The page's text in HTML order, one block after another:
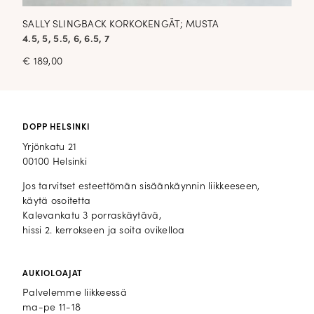
SALLY SLINGBACK KORKOKENGÄT; MUSTA
4.5, 5, 5.5, 6, 6.5, 7
€ 189,00
DOPP HELSINKI
Yrjönkatu 21
00100 Helsinki
Jos tarvitset esteettömän sisäänkäynnin liikkeeseen,
käytä osoitetta
Kalevankatu 3 porraskäytävä,
hissi 2. kerrokseen ja soita ovikelloa
AUKIOLOAJAT
Palvelemme liikkeessä
ma-pe 11-18